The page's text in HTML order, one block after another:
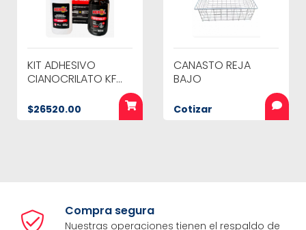
KIT ADHESIVO
CIANOCRILATO KF
$26520.00
CANASTO REJA
BAJO
Cotizar
Compra segura
Nuestras operaciones tienen el respaldo de